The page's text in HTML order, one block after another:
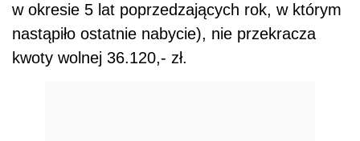
w okresie 5 lat poprzedzających rok, w którym
nastąpiło ostatnie nabycie), nie przekracza
kwoty wolnej 36.120,- zł.